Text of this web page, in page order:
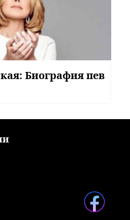
Биография пев